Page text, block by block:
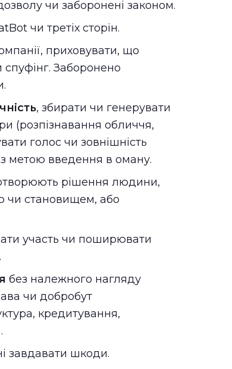
чи заборонені законом.
чи третіх сторін.
приховувати, що
Заборонено
, збирати чи генерувати
(розпізнавання обличчя,
голос чи зовнішність
з метою введення в оману.
рішення людини,
чи становищем, або
участь чи поширювати
без належного нагляду
чи добробут
кредитування,
завдавати шкоди.